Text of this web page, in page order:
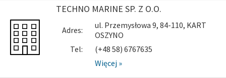
TECHNO MARINE SP. Z O.O.
Adres:
ul. Przemysłowa 9, 84-110, KART
OSZYNO
Tel:
(+48 58) 6767635
Więcej »